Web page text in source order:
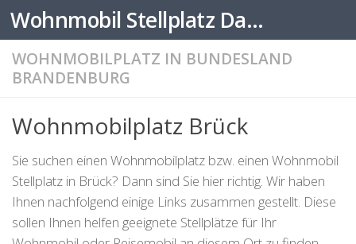
Zum Inhalt springen Wohnmobil Stellplatz Datenbank
WOHNMOBILPLATZ IN BUNDESLAND
BRANDENBURG
Wohnmobilplatz Brück
Sie suchen einen Wohnmobilplatz bzw. einen Wohnmobil
Stellplatz in Brück? Dann sind Sie hier richtig. Wir haben
Ihnen nachfolgend einige Links zusammen gestellt. Diese
sollen Ihnen helfen geeignete Stellplätze für Ihr